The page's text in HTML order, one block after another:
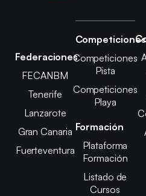
Federaciones
FECANBM
Tenerife
Lanzarote
Gran Canaria
Fuerteventura
Competiciones
Competiciones
Pista
Competiciones
Playa
Formación
Plataforma
Formación
Listado de
Cursos